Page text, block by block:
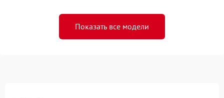
Показать все модели